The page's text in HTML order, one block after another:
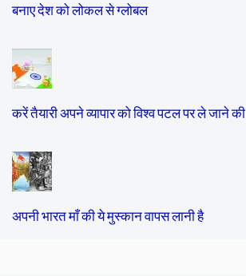
बनाए देश को लोकल से ग्लोबल
करें तैयारी अपने व्यापार को विश्व पटल पर ले जाने की
अपनी भारत माँ की ये मुस्कान वापस लानी है